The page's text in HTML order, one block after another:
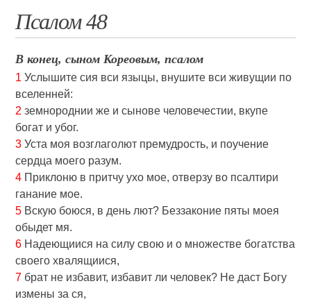
Псалом 48
В конец, сыном Кореовым, псалом
1 Услышите сия вси языцы, внушите вси живущии по
вселенней:
2 земнороднии же и сынове человечестии, вкупе
богат и убог.
3 Уста моя возглаголют премудрость, и поучение
сердца моего разум.
4 Приклоню в притчу ухо мое, отверзу во псалтири
ганание мое.
5 Вскую боюся, в день лют? Беззаконие пяты моея
обыдет мя.
6 Надеющиися на силу свою и о множестве богатства
своего хвалящиися,
7 брат не избавит, избавит ли человек? Не даст Богу
измены за ся,